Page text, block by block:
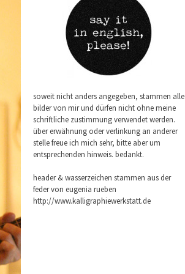
soweit nicht anders angegeben, stammen alle
bilder von mir und dürfen nicht ohne meine
schriftliche zustimmung verwendet werden.
über erwähnung oder verlinkung an anderer
stelle freue ich mich sehr, bitte aber um
entsprechenden hinweis. bedankt.
header & wasserzeichen stammen aus der
feder von eugenia rueben
http://www.kalligraphiewerkstatt.de